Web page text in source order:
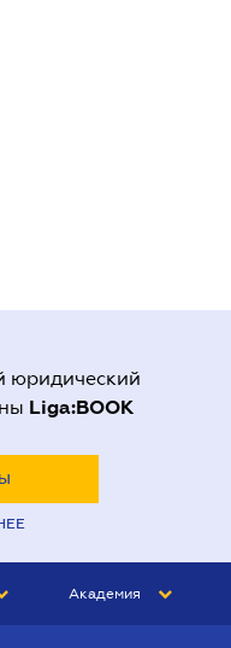
юридический
Liga:BOOK
Академия